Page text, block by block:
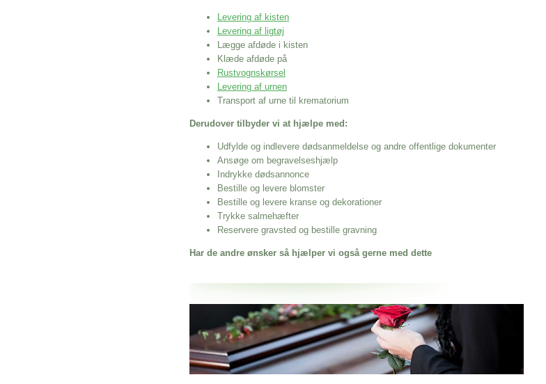
Levering af kisten
Levering af ligtøj
Lægge afdøde i kisten
Klæde afdøde på
Rustvognskørsel
Levering af urnen
Transport af urne til krematorium
Derudover tilbyder vi at hjælpe med:
Udfylde og indlevere dødsanmeldelse og andre offentlige dokumenter
Ansøge om begravelseshjælp
Indrykke dødsannonce
Bestille og levere blomster
Bestille og levere kranse og dekorationer
Trykke salmehæfter
Reservere gravsted og bestille gravning
Har de andre ønsker så hjælper vi også gerne med dette
Her hos os får du altid en god afslutning når det gælder
Tryg Begravelse I Vinderup
vi hjælper i alle faser af begravelsel